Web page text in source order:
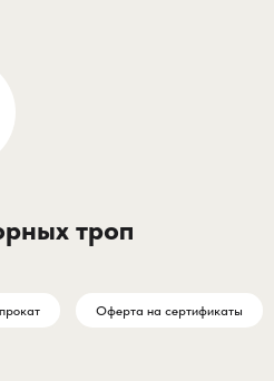
троп
Оферта на сертификаты